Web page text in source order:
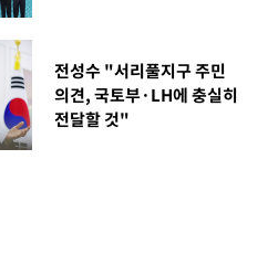
전성수 "서리풀지구 주민
의견, 국토부·LH에 충실히
전달할 것"